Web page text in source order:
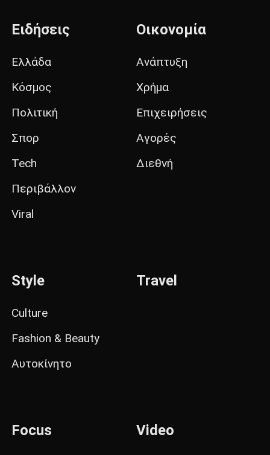
Ειδήσεις
Ελλάδα
Κόσμος
Πολιτική
Σπορ
Tech
Περιβάλλον
Viral
Οικονομία
Ανάπτυξη
Χρήμα
Επιχειρήσεις
Αγορές
Διεθνή
Style
Culture
Fashion & Beauty
Αυτοκίνητο
Travel
Focus Video